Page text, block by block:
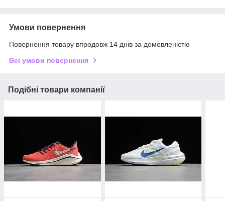
Умови повернення
Повернення товару впродовж 14 днів за домовленістю
Всі умови повернення
Подібні товари компанії